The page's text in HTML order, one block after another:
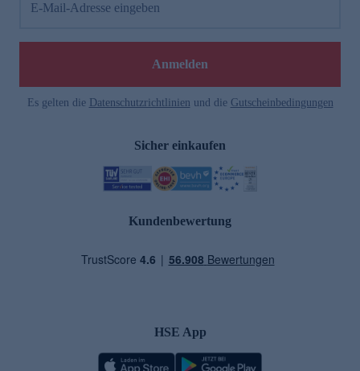
E-Mail-Adresse eingeben
Anmelden
Es gelten die Datenschutzrichtlinien und die Gutscheinbedingungen
Sicher einkaufen
Kundenbewertung
HSE App